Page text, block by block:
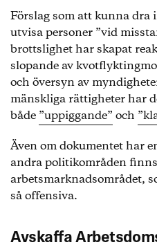
ineffektiva och fasas
vidgas. Högre krav på
arbetsmarknadens
arbetsmarknaden och
knutna till dem vidgas
politisk uppfattning
Källa: Tidö 2.0 – En nystart för
Förslag som att kunna
utvisa personer ”vid
brottslighet har skapat
slopande av
och översyn av
mänskliga rättigheter har
både ”uppiggande” och
Även om dokumentet har
andra politikområden
arbetsmarknadsområdet,
så offensiva.
Avskaffa